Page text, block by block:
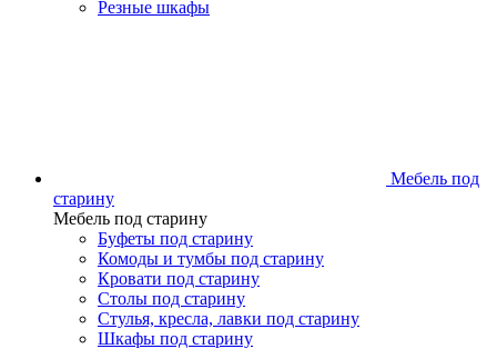
Резные шкафы
Мебель под
старину
Мебель под старину
Буфеты под старину
Комоды и тумбы под старину
Кровати под старину
Столы под старину
Стулья, кресла, лавки под старину
Шкафы под старину